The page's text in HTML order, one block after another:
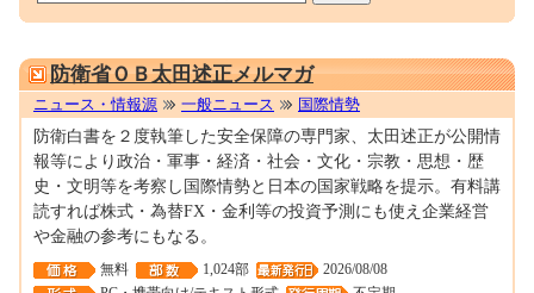
防衛省ＯＢ太田述正メルマガ
ニュース・情報源 一般ニュース 国際情勢
防衛白書を２度執筆した安全保障の専門家、太田述正が公開情
報等により政治・軍事・経済・社会・文化・宗教・思想・歴
史・文明等を考察し国際情勢と日本の国家戦略を提示。有料講
読すれば株式・為替FX・金利等の投資予測にも使え企業経営
や金融の参考にもなる。
無料 1,024部
2026/08/08